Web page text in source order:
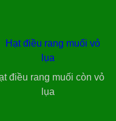
điều rang muối còn vỏ
lụa